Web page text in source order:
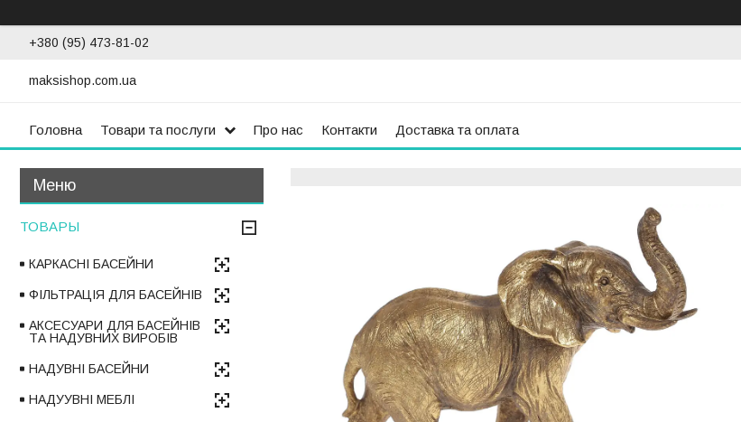
+380 (95) 473-81-02
maksishop.com.ua
Головна Товари та послуги Про нас Контакти Доставка та оплата
ТОВАРЫ
КАРКАСНІ БАСЕЙНИ
ФІЛЬТРАЦІЯ ДЛЯ БАСЕЙНІВ
АКСЕСУАРИ ДЛЯ БАСЕЙНІВ
ТА НАДУВНИХ ВИРОБІВ
НАДУВНІ БАСЕЙНИ
НАДУУВНІ МЕБЛІ